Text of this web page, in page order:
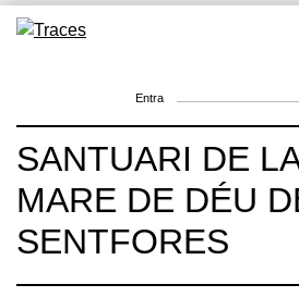
Skip
Entra
SANTUARI DE LA
MARE DE DÉU
SENTFORES